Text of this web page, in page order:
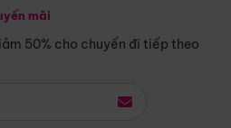
mãi
50% cho chuyến đi tiếp theo